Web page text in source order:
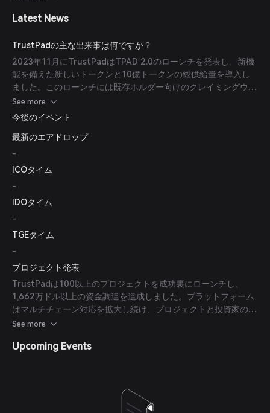
Latest News
TrustPadの主な出来事は何ですか？
2023年11月にTrustPadはTPAD 2.0のローンチを発表し、新機
能を備えた新しいトークンと10億トークンの総供給量を導入し
ました。このローンチには既存ホルダー向けのクレイミングウィ
ンドウと供給量削減のための大規模なトークンバーンイベントが
含まれています。
See more
今後のイベント
最新のエアドロップ
-
ICOタイム
-
IDOタイム
-
TGEタイム
-
プロジェクト発表
TrustPadは100以上のプロジェクトを成功裏にローンチし、
1,662万ドル以上の資金調達を達成しました。プラットフォーム
はマルチチェーン対応を拡大し続け、プロジェクトと投資家の両
方に安全な環境を提供するためにセキュリティ対策を強化してい
See more
Upcoming Events